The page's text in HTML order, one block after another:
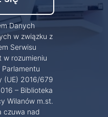
Danych
w związku z
Serwisu
w rozumieniu
Parlamentu
(UE) 2016/679
– Biblioteka
Wilanów m.st.
czuwa nad